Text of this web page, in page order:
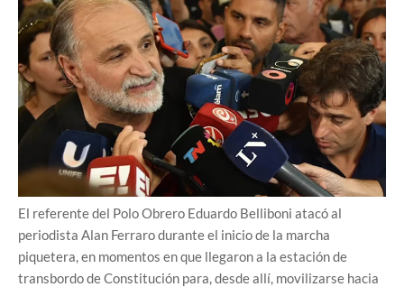
El referente del Polo Obrero Eduardo Belliboni atacó al
periodista Alan Ferraro durante el inicio de la marcha
piquetera, en momentos en que llegaron a la estación de
transbordo de Constitución para, desde allí, movilizarse hacia